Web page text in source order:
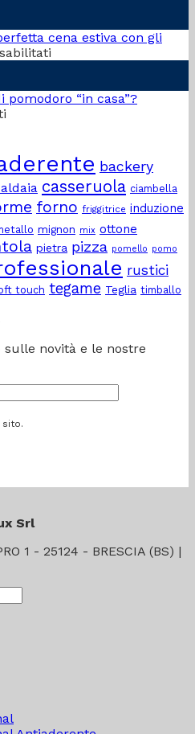
massimo
Cottura
cena estiva con gli
la
con
gli
amici?
pomodoro “in casa”?
la
salsa
di
pomodoro
casa”?
backery
casseruola ciambella
forno friggitrice induzione
mignon mix ottone
pietra pizza pomello pomo
rustici
touch tegame Teglia timballo
novità e le nostre
Srl
1 - 25124 - BRESCIA (BS) |